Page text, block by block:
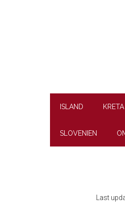
ISLAND KRETA
SLOVENIEN
Last